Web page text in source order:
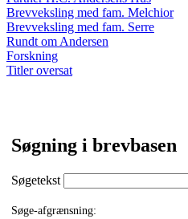
Brevveksling med fam. Melchior
Brevveksling med fam. Serre
Rundt om Andersen
Forskning
Titler oversat
Søgning i brevbasen
Søgetekst
Søge-afgrænsning: